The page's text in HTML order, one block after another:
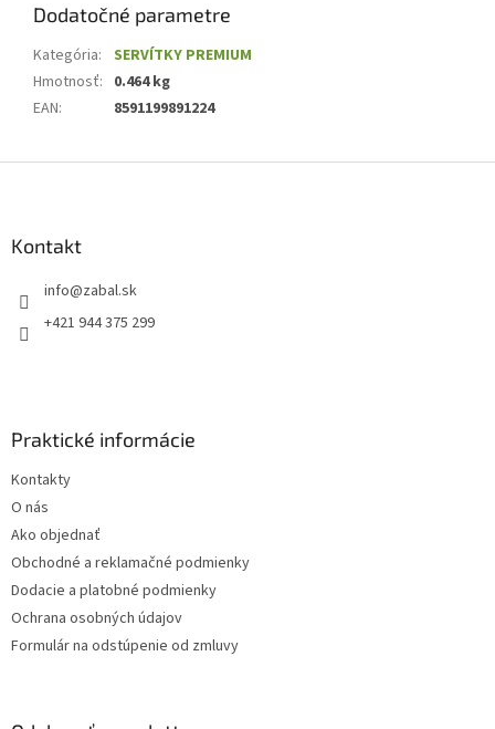
Dodatočné parametre
Kategória: SERVÍTKY PREMIUM
Hmotnosť: 0.464 kg
EAN: 8591199891224
Kontakt
info@zabal.sk
+421 944 375 299
Praktické informácie
Kontakty
O nás
Ako objednať
Obchodné a reklamačné podmienky
Dodacie a platobné podmienky
Ochrana osobných údajov
Formulár na odstúpenie od zmluvy